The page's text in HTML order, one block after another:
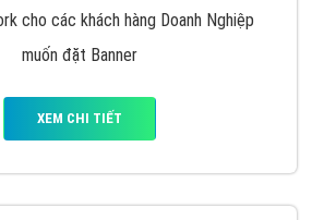
dịch vụ quảng cáo Banner Google
cho các khách hàng Doanh Nghiệp